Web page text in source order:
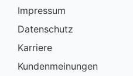
Impressum
Datenschutz
Karriere
Kundenmeinungen